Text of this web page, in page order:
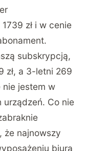
zł i w cenie
subskrypcją,
zł, a 3-letni 269
nie jestem w
urządzeń. Co nie
że najnowszy
biura